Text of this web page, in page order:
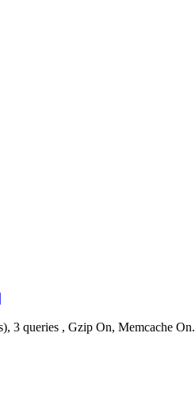
3 queries , Gzip On, Memcache On.